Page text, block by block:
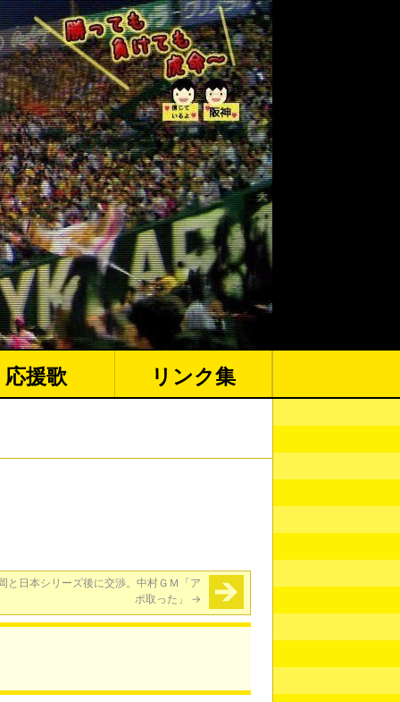
応援歌 リンク集
と日本シリーズ後に交渉。中村ＧＭ「ア
ポ取った」 →